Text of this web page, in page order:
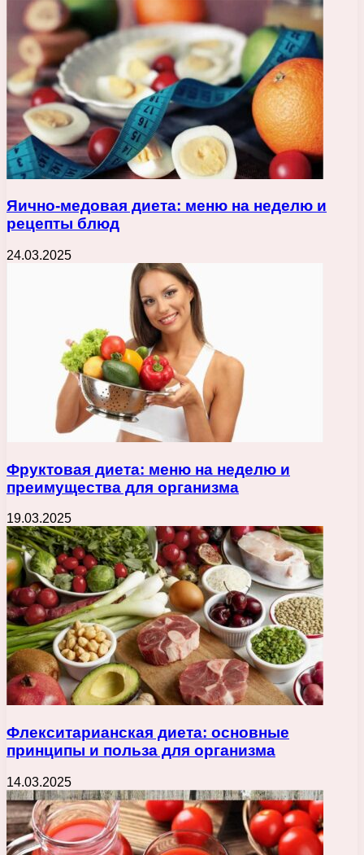
Яично-медовая диета: меню на неделю и
рецепты блюд
24.03.2025
Фруктовая диета: меню на неделю и
преимущества для организма
19.03.2025
Флекситарианская диета: основные
принципы и польза для организма
14.03.2025